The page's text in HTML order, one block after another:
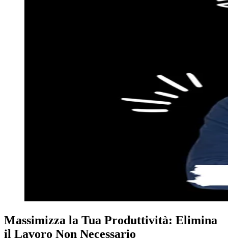
Massimizza la Tua Produttività: Elimina
il Lavoro Non Necessario